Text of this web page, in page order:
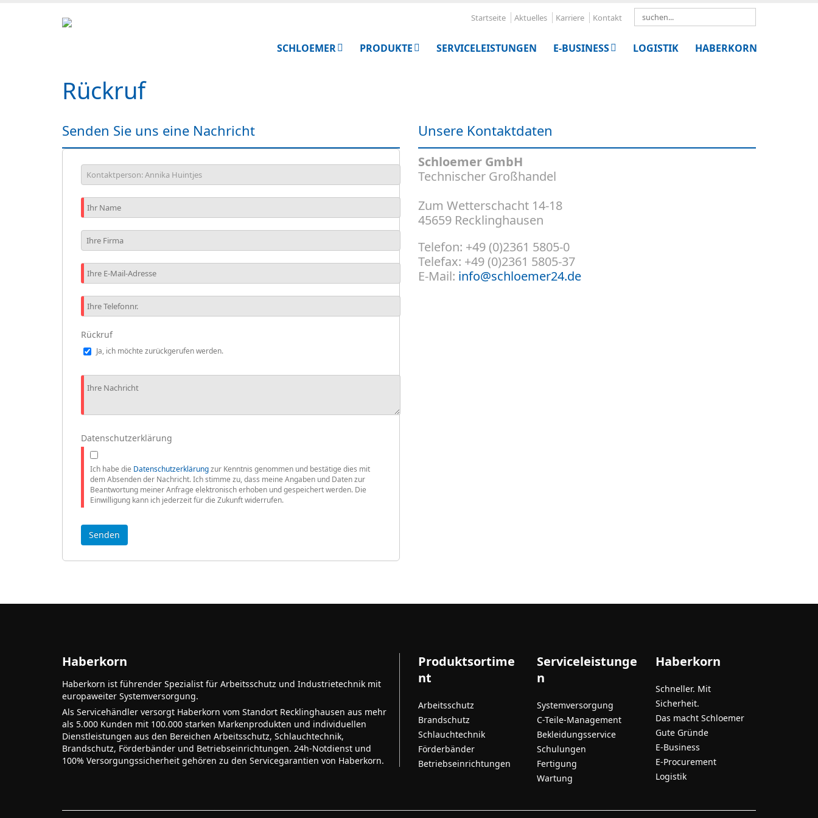
Startseite Aktuelles Karriere Kontakt
SCHLOEMER PRODUKTE SERVICELEISTUNGEN E-BUSINESS LOGISTIK HABERKORN
Rückruf
Senden Sie uns eine Nachricht
Rückruf
Ja, ich möchte zurückgerufen werden.
Datenschutzerklärung
Ich habe die Datenschutzerklärungzur Kenntnis genommen und bestätige dies mit
dem Absenden der Nachricht. Ich stimme zu, dass meine Angaben und Daten zur
Beantwortung meiner Anfrage elektronisch erhoben und gespeichert werden. Die
Einwilligung kann ich jederzeit für die Zukunft widerrufen.
Unsere Kontaktdaten
Schloemer GmbH
Technischer Großhandel
Zum Wetterschacht 14-18
45659 Recklinghausen
Telefon: +49 (0)2361 5805-0
Telefax: +49 (0)2361 5805-37
E-Mail: info@schloemer24.de
Haberkorn
Haberkorn ist führender Spezialist für Arbeitsschutz und Industrietechnik mit
europaweiter Systemversorgung.
Als Servicehändler versorgt Haberkorn vom Standort Recklinghausen aus mehr
als 5.000 Kunden mit 100.000 starken Markenprodukten und individuellen
Dienstleistungen aus den Bereichen Arbeitsschutz, Schlauchtechnik,
Brandschutz, Förderbänder und Betriebseinrichtungen. 24h-Notdienst und
100% Versorgungssicherheit gehören zu den Servicegarantien von Haberkorn.
Produktsortime
nt
Arbeitsschutz
Brandschutz
Schlauchtechnik
Förderbänder
Betriebseinrichtungen
Serviceleistunge
n
Systemversorgung
C-Teile-Management
Bekleidungsservice
Schulungen
Fertigung
Wartung
Haberkorn
Schneller. Mit
Sicherheit.
Das macht Schloemer
Gute Gründe
E-Business
E-Procurement
Logistik